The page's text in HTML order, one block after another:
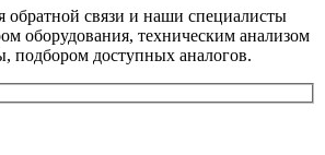
обратной связи и наши специалисты
оборудования, техническим анализом
подбором доступных аналогов.